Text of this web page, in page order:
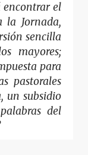
encontrar el
la Jornada,
sencilla
mayores;
para
pastorales
un subsidio
del